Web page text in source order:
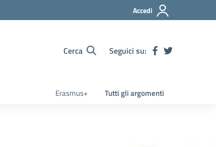
Accedi
Cerca Seguici su:
Erasmus+ Tutti gli argomenti